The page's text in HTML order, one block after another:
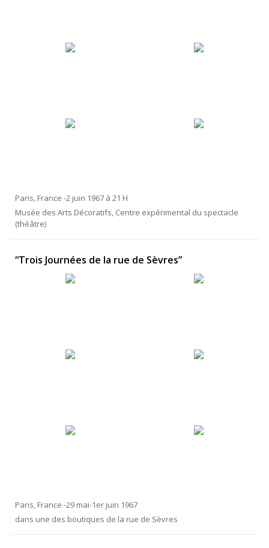
Paris, France -2 juin 1967 à 21 H
Musée des Arts Décoratifs, Centre expérimental du spectacle
(théâtre)
“Trois Journées de la rue de Sèvres”
Paris, France -29 mai-1er juin 1967
dans une des boutiques de la rue de Sèvres